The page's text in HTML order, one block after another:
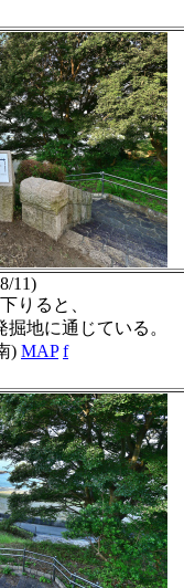
11)
りると、
地に通じている。
) MAP f